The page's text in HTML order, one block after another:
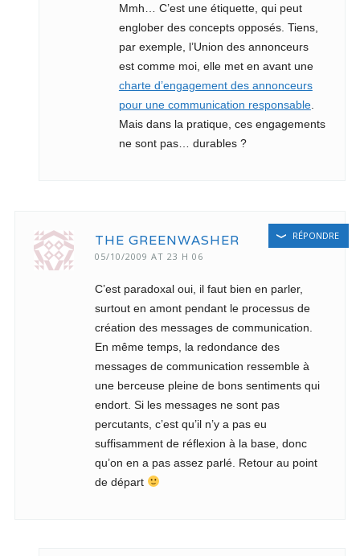
Mmh… C’est une étiquette, qui peut
englober des concepts opposés. Tiens,
par exemple, l’Union des annonceurs
est comme moi, elle met en avant une
charte d’engagement des annonceurs
pour une communication responsable.
Mais dans la pratique, ces engagements
ne sont pas… durables ?
THE GREENWASHER
05/10/2009 AT 23 H 06
C’est paradoxal oui, il faut bien en parler,
surtout en amont pendant le processus de
création des messages de communication.
En même temps, la redondance des
messages de communication ressemble à
une berceuse pleine de bons sentiments qui
endort. Si les messages ne sont pas
percutants, c’est qu’il n’y a pas eu
suffisamment de réflexion à la base, donc
qu’on en a pas assez parlé. Retour au point
de départ
RÉPONDRE